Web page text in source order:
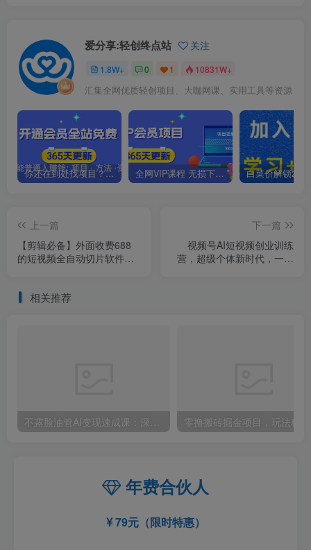
爱分享:轻创终点站 关注
1.8W+ 0 1 10831W+
汇集全网优质轻创项目、大咖网课、实用工具等资源
你还在到处找项目？还在当韭菜？我靠卖项目一个月收入5万+，曾经我也是个失败者。 全网VIP课程 无损下载~.~
上一篇
【剪辑必备】外面收费688
的短视频全自动切片软件，
下一篇
视频号AI短视频创业训练
营，超级个体新时代，一部
相关推荐
不露脸油管AI变现速成课：深挖高CPM盈利领域，零出镜打造YouTube稳定收益账号
年费合伙人
79元（限时特惠）